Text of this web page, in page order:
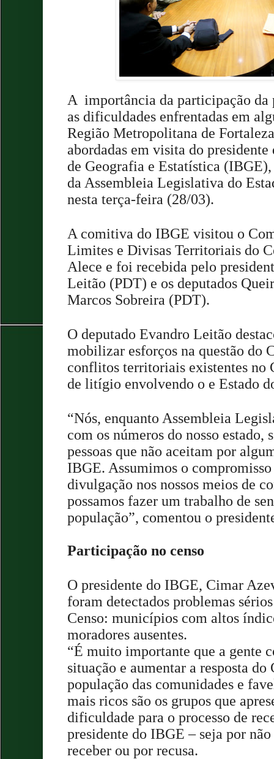
A importância da participação da
as dificuldades enfrentadas em
Região Metropolitana de
abordadas em visita do
de Geografia e Estatística
da Assembleia Legislativa do
nesta terça-feira (28/03).
A comitiva do IBGE visitou o
Limites e Divisas Territoriais do
Alece e foi recebida pelo
Leitão (PDT) e os deputados
Marcos Sobreira (PDT).
O deputado Evandro Leitão
mobilizar esforços na questão do
conflitos territoriais existentes no
de litígio envolvendo o e Estado
“Nós, enquanto Assembleia
com os números do nosso estado,
pessoas que não aceitam por
IBGE. Assumimos o compromisso
divulgação nos nossos meios de
possamos fazer um trabalho de
população”, comentou o
Participação no censo
O presidente do IBGE, Cimar
foram detectados problemas
Censo: municípios com altos
moradores ausentes.
“É muito importante que a gente
situação e aumentar a resposta do
população das comunidades e
mais ricos são os grupos que
dificuldade para o processo de
presidente do IBGE – seja por não
receber ou por recusa.